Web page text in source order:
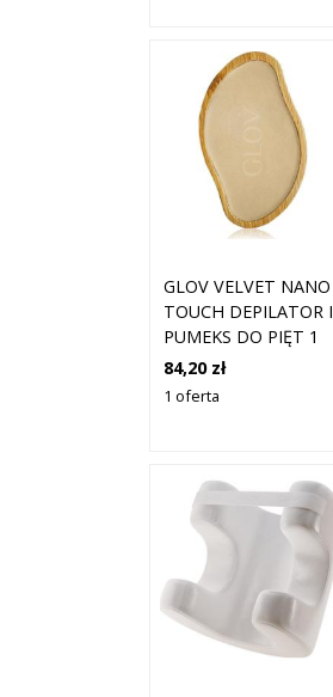
GLOV VELVET NANO
TOUCH DEPILATOR I
PUMEKS DO PIĘT 1
SZT.
84,20 zł
1 oferta